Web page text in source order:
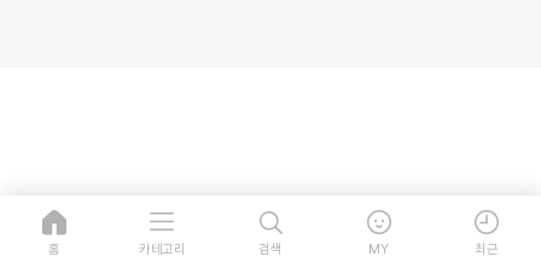
홈 카테고리 검색 MY 최근